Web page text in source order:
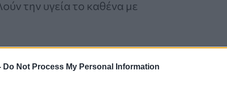
Do Not Process My Personal Information
την υγεία το καθένα με
τρόφιμα όπως π.χ. το